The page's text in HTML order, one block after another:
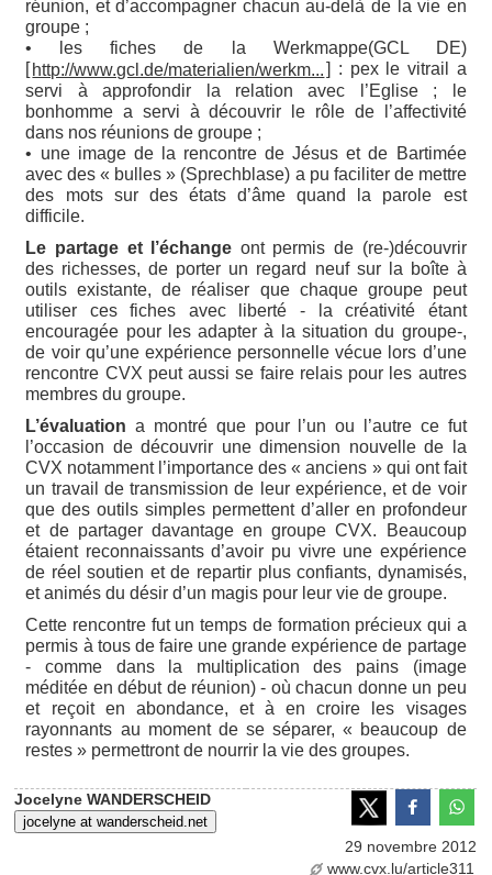
réunion, et d’accompagner chacun au-delà de la vie en
groupe ;
• les fiches de la Werkmappe(GCL DE)
[ http://www.gcl.de/materialien/werkm... ] : pex le vitrail a
servi à approfondir la relation avec l’Eglise ; le
bonhomme a servi à découvrir le rôle de l’affectivité
dans nos réunions de groupe ;
• une image de la rencontre de Jésus et de Bartimée
avec des « bulles » (Sprechblase) a pu faciliter de mettre
des mots sur des états d’âme quand la parole est
difficile.
Le partage et l’échange ont permis de (re-)découvrir
des richesses, de porter un regard neuf sur la boîte à
outils existante, de réaliser que chaque groupe peut
utiliser ces fiches avec liberté - la créativité étant
encouragée pour les adapter à la situation du groupe-,
de voir qu’une expérience personnelle vécue lors d’une
rencontre CVX peut aussi se faire relais pour les autres
membres du groupe.
L’évaluation a montré que pour l’un ou l’autre ce fut
l’occasion de découvrir une dimension nouvelle de la
CVX notamment l’importance des « anciens » qui ont fait
un travail de transmission de leur expérience, et de voir
que des outils simples permettent d’aller en profondeur
et de partager davantage en groupe CVX. Beaucoup
étaient reconnaissants d’avoir pu vivre une expérience
de réel soutien et de repartir plus confiants, dynamisés,
et animés du désir d’un magis pour leur vie de groupe.
Cette rencontre fut un temps de formation précieux qui a
permis à tous de faire une grande expérience de partage
- comme dans la multiplication des pains (image
méditée en début de réunion) - où chacun donne un peu
et reçoit en abondance, et à en croire les visages
rayonnants au moment de se séparer, « beaucoup de
restes » permettront de nourrir la vie des groupes.
Jocelyne WANDERSCHEID
jocelyne at wanderscheid.net
29 novembre 2012
www.cvx.lu/article311